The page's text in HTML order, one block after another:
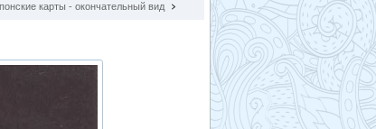
карты - окончательный вид